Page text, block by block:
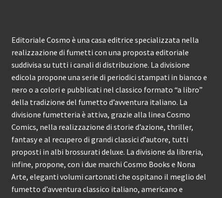
Editoriale Cosmo è una casa editrice specializzata nella
realizzazione di fumetti con una proposta editoriale
suddivisa su tutti i canali di distribuzione. La divisione
edicola propone una serie di periodici stampati in bianco e
nero o a colori e pubblicati nel classico formato “a libro”
della tradizione del fumetto d’avventura italiano. La
divisione fumetteria è attiva, grazie alla linea Cosmo
Comics, nella realizzazione di storie d’azione, thriller,
fantasy e al recupero di grandi classici d’autore, tutti
proposti in albi brossurati deluxe. La divisione da libreria,
infine, propone, con i due marchi Cosmo Books e Nona
Arte, eleganti volumi cartonati che ospitano il meglio del
fumetto d’avventura classico italiano, americano e